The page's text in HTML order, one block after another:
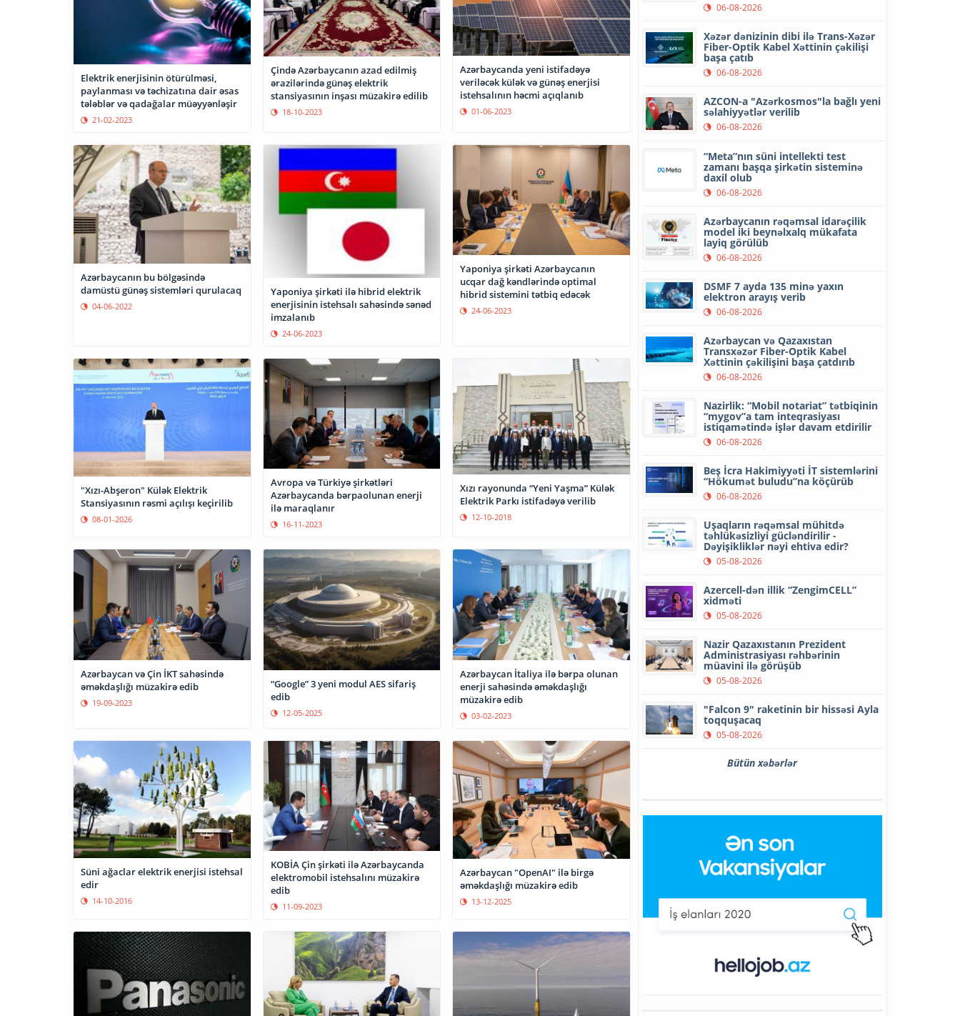
Elektrik enerjisinin ötürülməsi,
paylanması və təchizatına dair əsas
tələblər və qadağalar müəyyənləşir
21-02-2023
Çində Azərbaycanın azad edilmiş
ərazilərində günəş elektrik
stansiyasının inşası müzakirə edilib
18-10-2023
Azərbaycanda yeni istifadəyə
veriləcək külək və günəş enerjisi
istehsalının həcmi açıqlanıb
01-06-2023
Azərbaycanın bu bölgəsində
damüstü günəş sistemləri qurulacaq
04-06-2022
Yaponiya şirkəti ilə hibrid elektrik
enerjisinin istehsalı sahəsində sənəd
imzalanıb
24-06-2023
Yaponiya şirkəti Azərbaycanın
ucqar dağ kəndlərində optimal
hibrid sistemini tətbiq edəcək
24-06-2023
"Xızı-Abşeron" Külək Elektrik
Stansiyasının rəsmi açılışı keçirilib
08-01-2026
Avropa və Türkiyə şirkətləri
Azərbaycanda bərpaolunan enerji
ilə maraqlanır
16-11-2023
Xızı rayonunda “Yeni Yaşma” Külək
Elektrik Parkı istifadəyə verilib
12-10-2018
Azərbaycan və Çin İKT sahəsində
əməkdaşlığı müzakirə edib
19-09-2023
“Google” 3 yeni modul AES sifariş
edib
12-05-2025
Azərbaycan İtaliya ilə bərpa olunan
enerji sahəsində əməkdaşlığı
müzakirə edib
03-02-2023
Süni ağaclar elektrik enerjisi istehsal
edir
14-10-2016
KOBİA Çin şirkəti ilə Azərbaycanda
elektromobil istehsalını müzakirə
edib
11-09-2023
Azərbaycan "OpenAI" ilə birgə
əməkdaşlığı müzakirə edib
13-12-2025
06-08-2026
Xəzər dənizinin dibi ilə Trans-Xəzər
Fiber-Optik Kabel Xəttinin çəkilişi
başa çatıb
06-08-2026
AZCON-a "Azərkosmos"la bağlı yeni
səlahiyyətlər verilib
06-08-2026
“Meta”nın süni intellekti test
zamanı başqa şirkətin sisteminə
daxil olub
06-08-2026
Azərbaycanın rəqəmsal idarəçilik
model iki beynəlxalq mükafata
layiq görülüb
06-08-2026
DSMF 7 ayda 135 minə yaxın
elektron arayış verib
06-08-2026
Azərbaycan və Qazaxıstan
Transxəzər Fiber-Optik Kabel
Xəttinin çəkilişini başa çatdırıb
06-08-2026
Nazirlik: “Mobil notariat” tətbiqinin
“mygov”a tam inteqrasiyası
istiqamətində işlər davam etdirilir
06-08-2026
Beş İcra Hakimiyyəti İT sistemlərini
“Hökumət buludu”na köçürüb
06-08-2026
Uşaqların rəqəmsal mühitdə
təhlükəsizliyi gücləndirilir -
Dəyişikliklər nəyi ehtiva edir?
05-08-2026
Azercell-dən illik “ZengimCELL”
xidməti
05-08-2026
Nazir Qazaxıstanın Prezident
Administrasiyası rəhbərinin
müavini ilə görüşüb
05-08-2026
"Falcon 9" raketinin bir hissəsi Ayla
toqquşacaq
05-08-2026
Bütün xəbərlər